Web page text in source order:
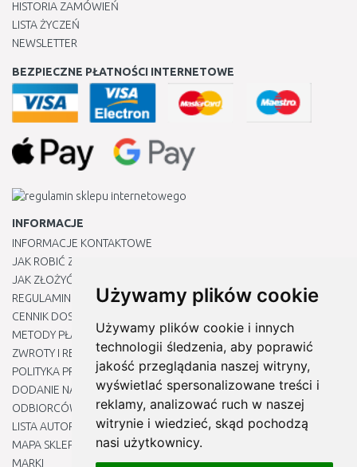
Używamy plików cookie
Używamy plików cookie i innych
technologii śledzenia, aby poprawić
jakość przeglądania naszej witryny,
wyświetlać spersonalizowane treści i
reklamy, analizować ruch w naszej
witrynie i wiedzieć, skąd pochodzą
nasi użytkownicy.
HISTORIA ZAMÓWIEŃ
LISTA ŻYCZEŃ
NEWSLETTER
BEZPIECZNE PŁATNOŚCI INTERNETOWE
INFORMACJE
INFORMACJE KONTAKTOWE
JAK ROBIĆ ZAKUPY ?
JAK ZŁOŻYĆ REKLAMACJĘ
REGULAMIN
CENNIK DOSTAWY
METODY PŁATNOŚCI
ZWROTY I REKLAMACJE PRODUKTÓW
POLITYKA PRYWATNOŚCI
DODANIE NASZYCH ADRESÓW E-MAIL DO LISTY ZAUFANYCH
ODBIORCÓW
LISTA AUTORYZOWANYCH CENTRÓW SERWISOWYCH
MAPA SKLEPU
MARKI